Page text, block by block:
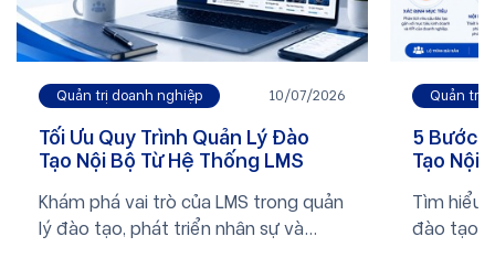
Quản trị doanh nghiệp 10/07/2026
Tối Ưu Quy Trình Quản Lý Đào
Tạo Nội Bộ Từ Hệ Thống LMS
Khám phá vai trò của LMS trong quản
lý đào tạo, phát triển nhân sự và
Quản trị
5 Bước
Tạo Nội
Tìm hiểu
đào tạo